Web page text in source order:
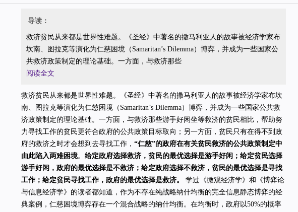
导读：
救济贫民从来都是世界性难题。《圣经》中著名的撒马利亚人的故事被经济学家布
坎南、图拉克等演化为仁慈困境（Samaritan’s Dilemma）博弈，并成为一些国家公
共救济政策制定的理论基础。一方面，与救济那些
阅读全文
救济贫民从来都是世界性难题。《圣经》中著名的撒马利亚人的故事被经济学家布坎
南、图拉克等演化为仁慈困境（Samaritan’s Dilemma）博弈，并成为一些国家公共救
济政策制定的理论基础。一方面，与救济那些游手好闲坐等救济的贫民相比，帮助努
力寻找工作的贫民更符合政府的公共政策目标取向；另一方面，贫民只有在得不到政
府的救济之时才会想到去寻找工作， “仁慈”的政府在有关贫民救济的公共政策制定中
由此陷入两难困境。 给定政府选择救济，贫民的最优选择是游手好闲；给定贫民选择
游手好闲，政府的最优选择是不救济；给定政府选择不救济，贫民的最优选择是寻找
工作；给定贫民寻找工作，政府的最优选择是救济。
学过《微观经济学》和《博弈论
与信息经济学》的读者都知道，作为不存在纯战略纳什均衡的完全信息静态博弈的经
典案例，仁慈困境博弈存在一个混合战略的纳什均衡。在均衡时，政府以50%的概率